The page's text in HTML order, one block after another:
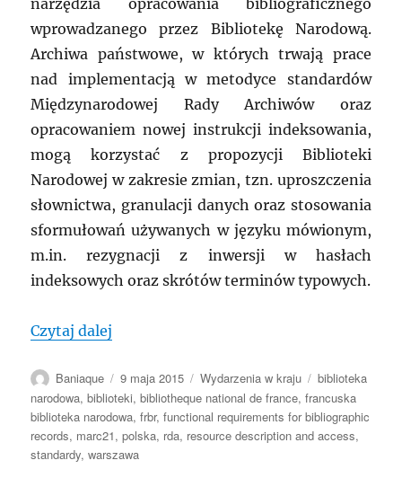
wprowadzanego przez Bibliotekę Narodową.
Archiwa państwowe, w których trwają prace
nad implementacją w metodyce standardów
Międzynarodowej Rady Archiwów oraz
opracowaniem nowej instrukcji indeksowania,
mogą korzystać z propozycji Biblioteki
Narodowej w zakresie zmian, tzn. uproszczenia
słownictwa, granulacji danych oraz stosowania
sformułowań używanych w języku mówionym,
m.in. rezygnacji z inwersji w hasłach
indeksowych oraz skrótów terminów typowych.
Czytaj dalej
Autor
Baniaque
Data
publikacji
9 maja 2015 Kategorie
Wydarzenia w kraju Tagi
biblioteka
narodowa,biblioteki,bibliotheque national de france,francuska
biblioteka narodowa,frbr,functional requirements for bibliographic
records, marc21,polska, rda, resource description and access,
standardy,warszawa